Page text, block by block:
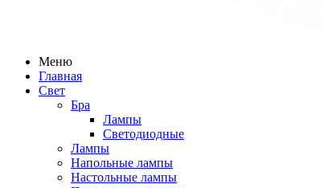
Меню
Главная
Свет
Бра
Лампы
Светодиодные
Лампы
Напольные лампы
Настольные лампы